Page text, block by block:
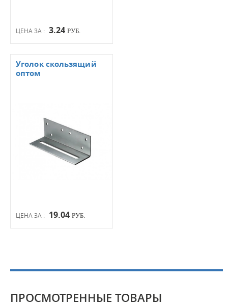
ЦЕНА ЗА : 3.24 РУБ.
ЦЕНА ЗА : 19.04 РУБ.
Уголок скользящий
оптом
ПРОСМОТРЕННЫЕ ТОВАРЫ